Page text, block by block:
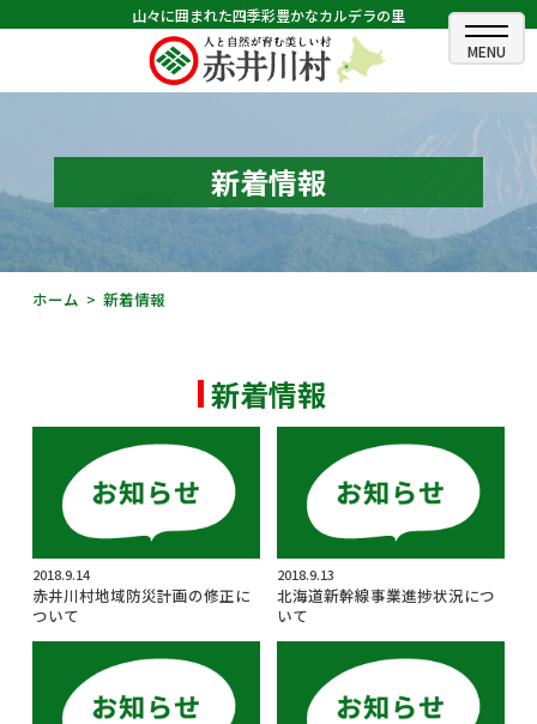
山々に囲まれた四季彩豊かなカルデラの里
ホーム
むらのできごと
むらのプロフィール
くらしの情報
観光・イベント情報
あかいがわ広報
お問い合せ
Select Language
新着情報
ホーム 新着情報
新着情報
2018.9.14
赤井川村地域防災計画の修正に
ついて
2018.9.13
北海道新幹線事業進捗状況につ
いて